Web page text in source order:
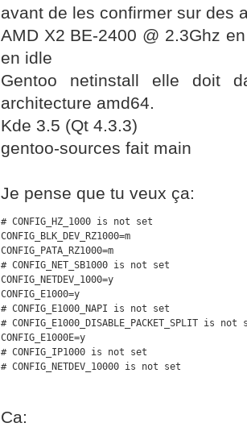
avant de les confirmer sur des
AMD X2 BE-2400 @ 2.3Ghz
en idle
Gentoo netinstall elle doit
architecture amd64.
Kde 3.5 (Qt 4.3.3)
gentoo-sources fait main
Je pense que tu veux ça:
# CONFIG_HZ_1000 is not set
CONFIG_BLK_DEV_RZ1000=m
CONFIG_PATA_RZ1000=m
# CONFIG_NET_SB1000 is not set
CONFIG_NETDEV_1000=y
CONFIG_E1000=y
# CONFIG_E1000_NAPI is not set
# CONFIG_E1000_DISABLE_PACKET_SPLIT is not
CONFIG_E1000E=y
# CONFIG_IP1000 is not set
# CONFIG_NETDEV_10000 is not set
Ca: